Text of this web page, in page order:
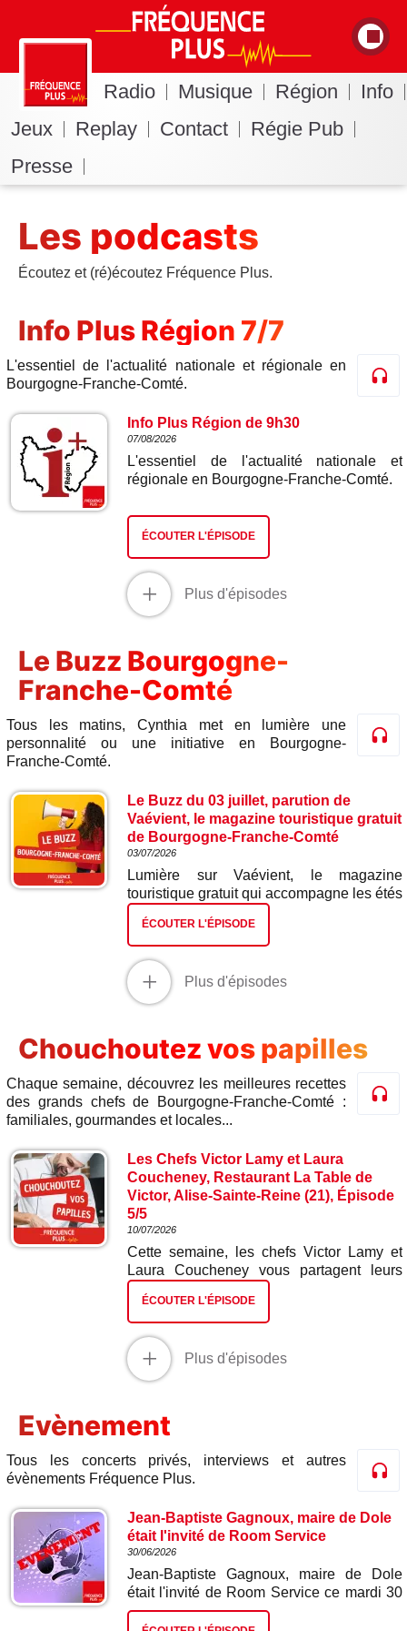
Radio Musique Région
Info
Jeux
Replay Contact
Régie Pub
Presse
Les podcasts
Écoutez et (ré)écoutez Fréquence Plus.
Info Plus Région 7/7
L'essentiel de l'actualité nationale et régionale en
Bourgogne-Franche-Comté.
Info Plus Région de 9h30
07/08/2026
L'essentiel de l'actualité nationale et
régionale en Bourgogne-Franche-Comté.
ÉCOUTER L'ÉPISODE
+ Plus d'épisodes
Le Buzz Bourgogne-
Franche-Comté
Tous les matins, Cynthia met en lumière une
personnalité ou une initiative en Bourgogne-
Franche-Comté.
Le Buzz du 03 juillet, parution de
Vaévient, le magazine touristique gratuit
de Bourgogne-Franche-Comté
03/07/2026
Lumière sur Vaévient, le magazine
touristique gratuit qui accompagne les étés
en Bourgogne - Franche-Comté depuis
maintenant onze ans. Tiré à plus de 90
000 exemplaires et disponible dans les
offices de tourisme de la région, il nous
entraîne à la découverte de sites
remarquables, de villages de caractère, de
méconnues qui font la richesse de notre
territoire. Une invitation à prendre le temps
de flâner, d’assouvir sa curiosité et de
s’évader tout près de chez nous.
Découvrons cette édition 2026 avec
Justine Charrière, chargée de conception
Vaévient. Vaévient est également
disponible en ligne: Vaevientmagazine.fr
ÉCOUTER L'ÉPISODE
+ Plus d'épisodes
Chouchoutez vos papilles
Chaque semaine, découvrez les meilleures recettes
des grands chefs de Bourgogne-Franche-Comté :
familiales, gourmandes et locales...
Les Chefs Victor Lamy et Laura
Coucheney, Restaurant La Table de
Victor, Alise-Sainte-Reine (21), Épisode
5/5
10/07/2026
Cette semaine, les chefs Victor Lamy et
Laura Coucheney vous partagent leurs
meilleures recettes. Dans ce cinquième et
dernier épisode : miel fromage blanc et
houblon.
ÉCOUTER L'ÉPISODE
+ Plus d'épisodes
Evènement
Tous les concerts privés, interviews et autres
évènements Fréquence Plus.
Jean-Baptiste Gagnoux, maire de Dole
était l'invité de Room Service
30/06/2026
Jean-Baptiste Gagnoux, maire de Dole
était l'invité de Room Service ce mardi 30
juin à 9h20 pour évoquer l'accueil d'une